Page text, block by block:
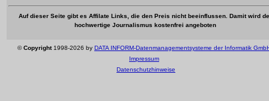
Auf dieser Seite gibt es Affilate Links, die den Preis nicht beeinflussen. Damit wird
hochwertige Journalismus kostenfrei angeboten
©Copyright1998-2026 by DATA INFORM-Datenmanagementsysteme der Informatik
Impressum
Datenschutzhinweise